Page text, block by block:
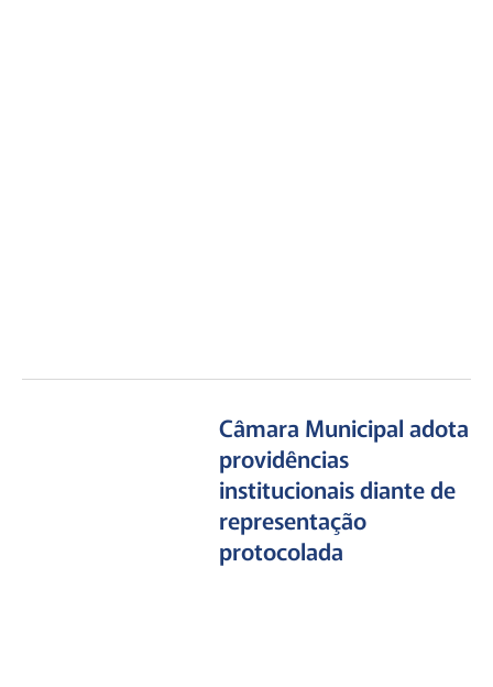
Câmara Municipal adota
providências
institucionais diante de
representação
protocolada